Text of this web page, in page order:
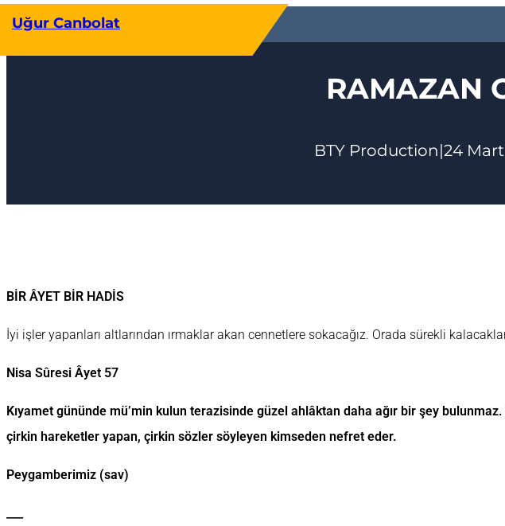
geç
Uğur Canbolat
RAMAZAN
BTY Production|24
BİR ÂYET BİR HADİS
İyi işler yapanları altlarından ırmaklar akan cennetlere sokacağız. Orada sürekli
Nisa Sûresi Âyet 57
Kıyamet gününde mü’min kulun terazisinde güzel ahlâktan daha ağır bir şey
çirkin hareketler yapan, çirkin sözler söyleyen kimseden nefret eder.
Peygamberimiz (sav)